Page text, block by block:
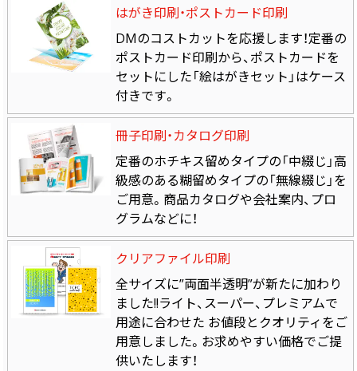
はがき印刷・ポストカード印刷
DMのコストカットを応援します！定番の
ポストカード印刷から、ポストカードを
セットにした「絵はがきセット」はケース
付きです。
冊子印刷・カタログ印刷
定番のホチキス留めタイプの「中綴じ」高
級感のある糊留めタイプの「無線綴じ」を
ご用意。商品カタログや会社案内、プロ
グラムなどに！
クリアファイル印刷
全サイズに”両面半透明”が新たに加わり
ました!!ライト、スーパー、プレミアムで
用途に合わせた お値段とクオリティをご
用意しました。お求めやすい価格でご提
供いたします！